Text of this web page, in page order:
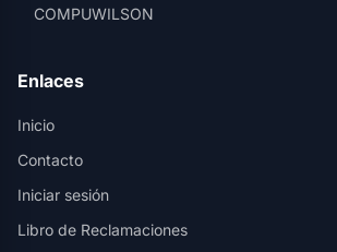
COMPUWILSON
Enlaces
Inicio
Contacto
Iniciar sesión
Libro de Reclamaciones